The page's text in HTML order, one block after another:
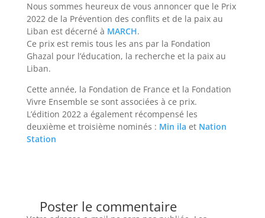
Nous sommes heureux de vous annoncer que le Prix
2022 de la Prévention des conflits et de la paix au
Liban est décerné à MARCH.
Ce prix est remis tous les ans par la Fondation
Ghazal pour l’éducation, la recherche et la paix au
Liban.
Cette année, la Fondation de France et la Fondation
Vivre Ensemble se sont associées à ce prix.
L’édition 2022 a également récompensé les
deuxième et troisième nominés : Min ila et Nation
Station
Poster le commentaire